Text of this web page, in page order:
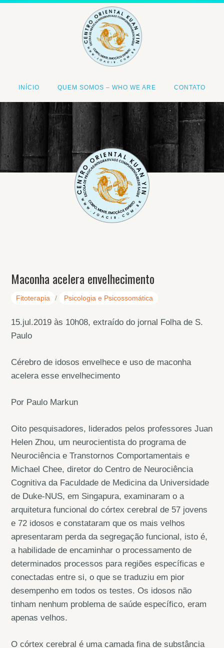
INÍCIO QUEM SOMOS – WHO WE ARE CONTATO
<
Maconha acelera envelhecimento
Fitoterapia / Psicologia e Psicossomática
15.jul.2019 às 10h08, extraído do jornal Folha de S.
Paulo
Cérebro de idosos envelhece e uso de maconha
acelera esse envelhecimento
Por Paulo Markun
Oito pesquisadores, liderados pelos professores Juan
Helen Zhou, um neurocientista do programa de
Neurociência e Transtornos Comportamentais e
Michael Chee, diretor do Centro de Neurociência
Cognitiva da Faculdade de Medicina da Universidade
de Duke-NUS, em Singapura, examinaram o a
arquitetura funcional do córtex cerebral de 57 jovens
e 72 idosos e constataram que os mais velhos
apresentaram perda da segregação funcional, isto é,
a habilidade de encaminhar o processamento de
determinados processos para regiões específicas e
conectadas entre si, o que se traduziu em pior
desempenho em todos os testes. Os idosos não
tinham nenhum problema de saúde específico, eram
apenas velhos.
O córtex cerebral é uma camada fina de substância